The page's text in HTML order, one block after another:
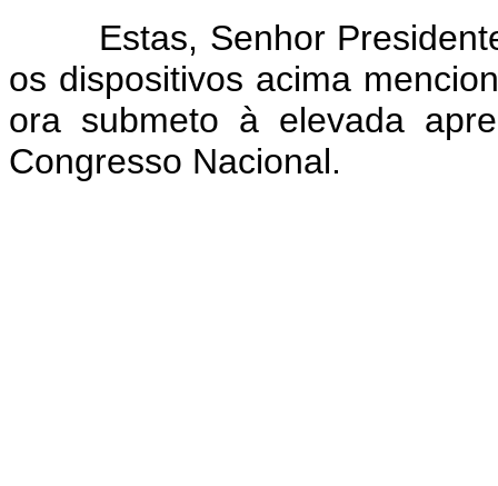
Estas, Senhor
os dispositivos acima
ora submeto à elevada
Congresso Nacional.